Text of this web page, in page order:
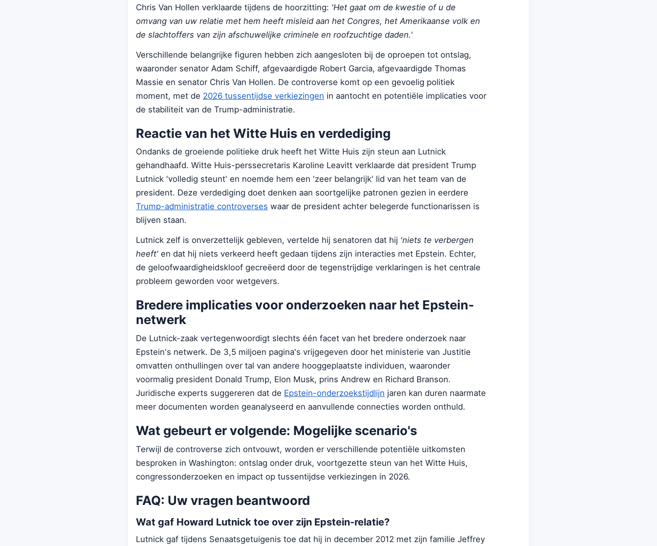
Chris Van Hollen verklaarde tijdens de hoorzitting: 'Het gaat om de kwestie of u de
omvang van uw relatie met hem heeft misleid aan het Congres, het Amerikaanse volk en
de slachtoffers van zijn afschuwelijke criminele en roofzuchtige daden.'
Verschillende belangrijke figuren hebben zich aangesloten bij de oproepen tot ontslag,
waaronder senator Adam Schiff, afgevaardigde Robert Garcia, afgevaardigde Thomas
Massie en senator Chris Van Hollen. De controverse komt op een gevoelig politiek
moment, met de 2026 tussentijdse verkiezingen in aantocht en potentiële implicaties voor
de stabiliteit van de Trump-administratie.
Reactie van het Witte Huis en verdediging
Ondanks de groeiende politieke druk heeft het Witte Huis zijn steun aan Lutnick
gehandhaafd. Witte Huis-perssecretaris Karoline Leavitt verklaarde dat president Trump
Lutnick 'volledig steunt' en noemde hem een 'zeer belangrijk' lid van het team van de
president. Deze verdediging doet denken aan soortgelijke patronen gezien in eerdere
Trump-administratie controverses waar de president achter belegerde functionarissen is
blijven staan.
Lutnick zelf is onverzettelijk gebleven, vertelde hij senatoren dat hij 'niets te verbergen
heeft' en dat hij niets verkeerd heeft gedaan tijdens zijn interacties met Epstein. Echter,
de geloofwaardigheidskloof gecreëerd door de tegenstrijdige verklaringen is het centrale
probleem geworden voor wetgevers.
Bredere implicaties voor onderzoeken naar het Epstein-
netwerk
De Lutnick-zaak vertegenwoordigt slechts één facet van het bredere onderzoek naar
Epstein's netwerk. De 3,5 miljoen pagina's vrijgegeven door het ministerie van Justitie
omvatten onthullingen over tal van andere hooggeplaatste individuen, waaronder
voormalig president Donald Trump, Elon Musk, prins Andrew en Richard Branson.
Juridische experts suggereren dat de Epstein-onderzoekstijdlijn jaren kan duren naarmate
meer documenten worden geanalyseerd en aanvullende connecties worden onthuld.
Wat gebeurt er volgende: Mogelijke scenario's
Terwijl de controverse zich ontvouwt, worden er verschillende potentiële uitkomsten
besproken in Washington: ontslag onder druk, voortgezette steun van het Witte Huis,
congressonderzoeken en impact op tussentijdse verkiezingen in 2026.
FAQ: Uw vragen beantwoord
Wat gaf Howard Lutnick toe over zijn Epstein-relatie?
Lutnick gaf tijdens Senaatsgetuigenis toe dat hij in december 2012 met zijn familie Jeffrey